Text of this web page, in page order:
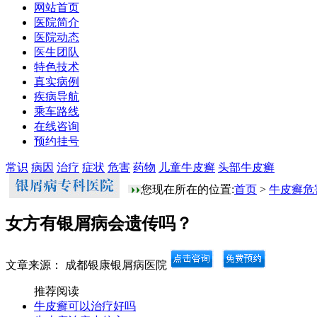
网站首页
医院简介
医院动态
医生团队
特色技术
真实病例
疾病导航
乘车路线
在线咨询
预约挂号
常识 病因 治疗 症状 危害 药物 儿童牛皮癣 头部牛皮癣
您现在所在的位置:首页 > 牛皮癣危
女方有银屑病会遗传吗？
文章来源： 成都银康银屑病医院
推荐阅读
牛皮癣可以治疗好吗